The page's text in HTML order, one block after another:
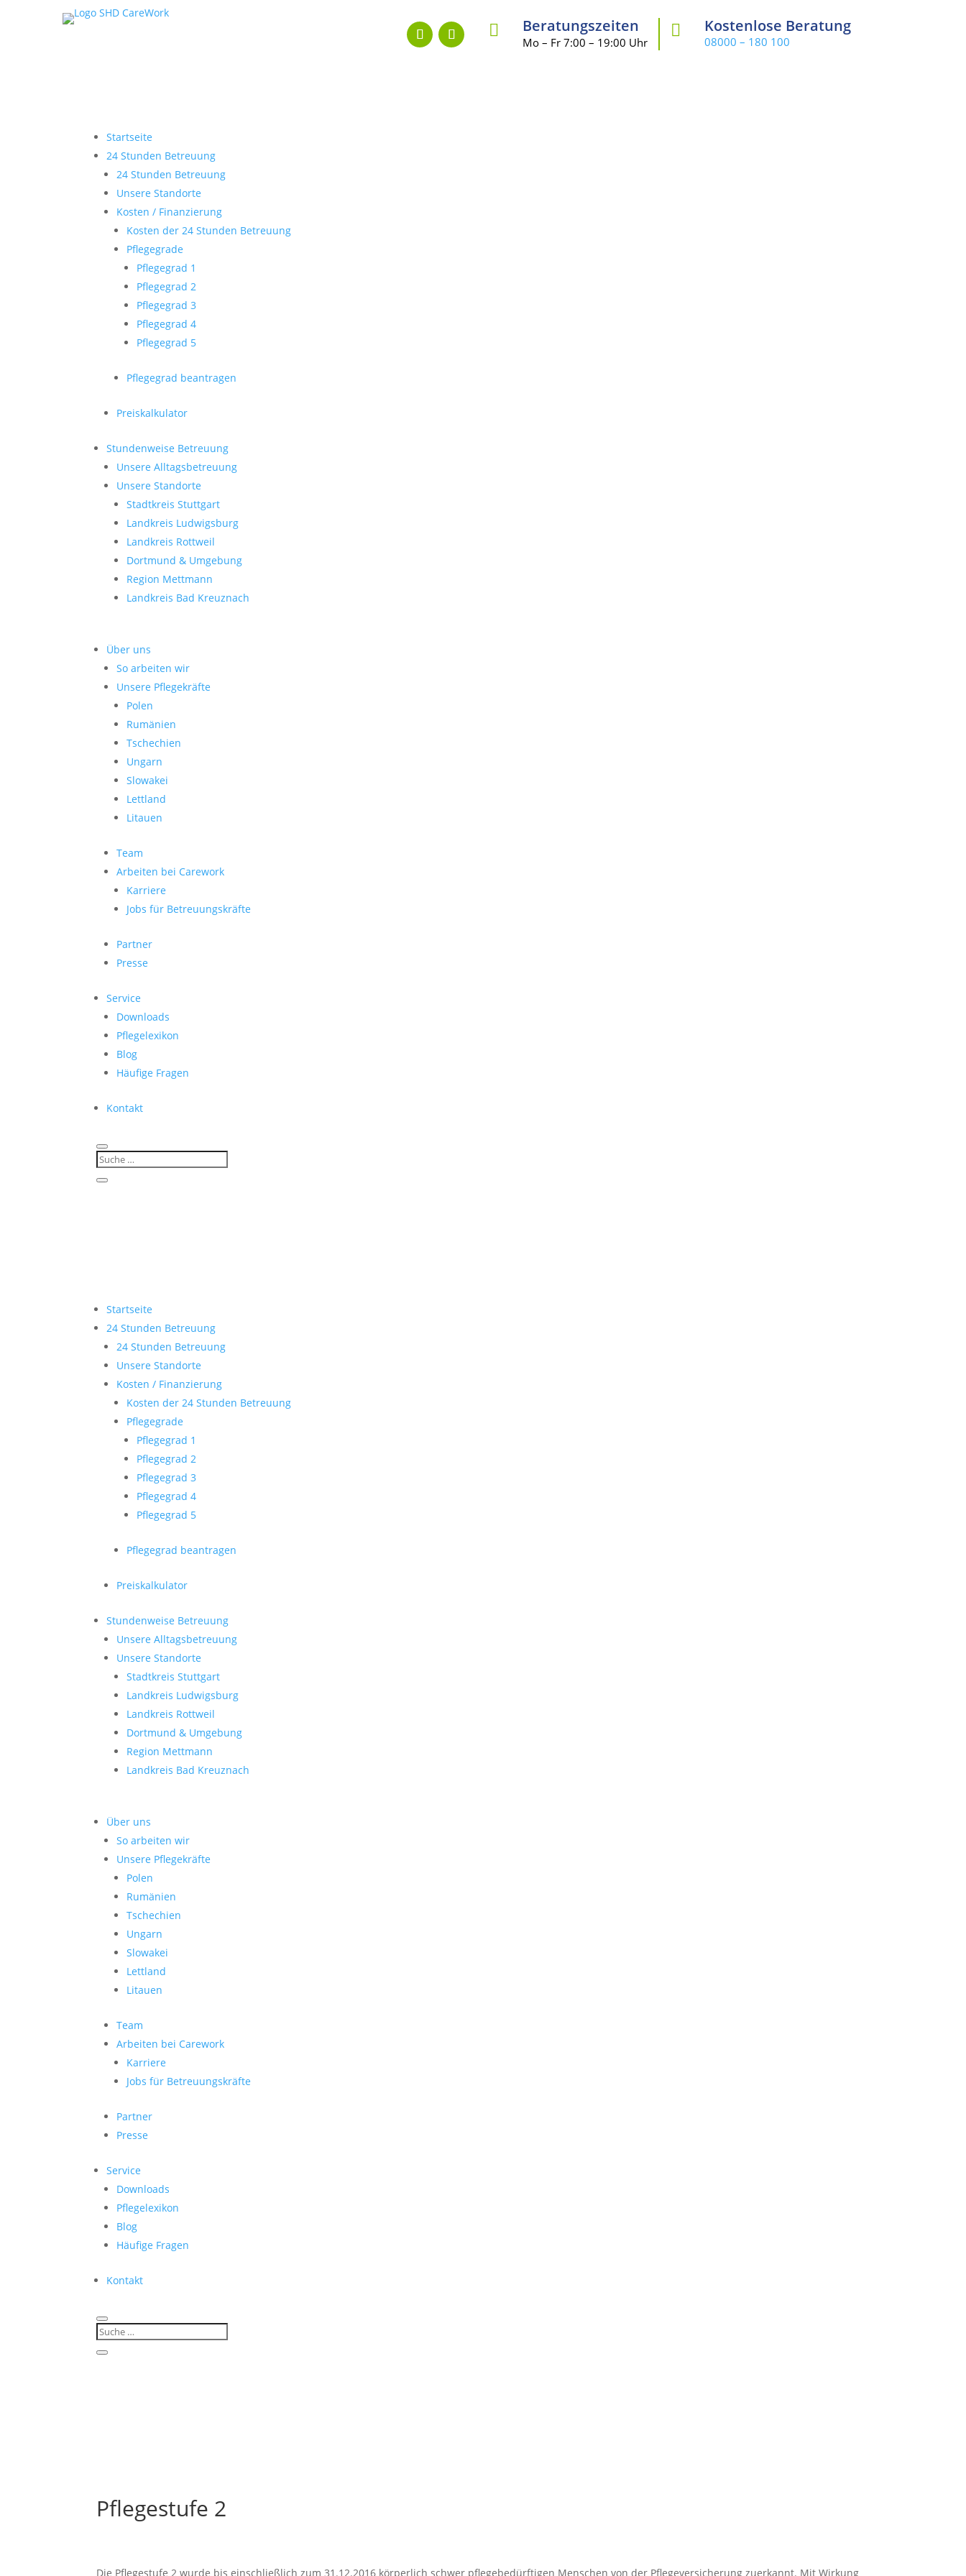
 Beratungszeiten
Mo – Fr 7:00 – 19:00 Uhr
 Kostenlose Beratung
08000 – 180 100
Startseite
24 Stunden Betreuung
24 Stunden Betreuung
Unsere Standorte
Kosten / Finanzierung
Kosten der 24 Stunden Betreuung
Pflegegrade
Pflegegrad 1
Pflegegrad 2
Pflegegrad 3
Pflegegrad 4
Pflegegrad 5
Pflegegrad beantragen
Preiskalkulator
Stundenweise Betreuung
Unsere Alltagsbetreuung
Unsere Standorte
Stadtkreis Stuttgart
Landkreis Ludwigsburg
Landkreis Rottweil
Dortmund & Umgebung
Region Mettmann
Landkreis Bad Kreuznach
Über uns
So arbeiten wir
Unsere Pflegekräfte
Polen
Rumänien
Tschechien
Ungarn
Slowakei
Lettland
Litauen
Team
Arbeiten bei Carework
Karriere
Jobs für Betreuungskräfte
Partner
Presse
Service
Downloads
Pflegelexikon
Blog
Häufige Fragen
Kontakt
Startseite
24 Stunden Betreuung
24 Stunden Betreuung
Unsere Standorte
Kosten / Finanzierung
Kosten der 24 Stunden Betreuung
Pflegegrade
Pflegegrad 1
Pflegegrad 2
Pflegegrad 3
Pflegegrad 4
Pflegegrad 5
Pflegegrad beantragen
Preiskalkulator
Stundenweise Betreuung
Unsere Alltagsbetreuung
Unsere Standorte
Stadtkreis Stuttgart
Landkreis Ludwigsburg
Landkreis Rottweil
Dortmund & Umgebung
Region Mettmann
Landkreis Bad Kreuznach
Über uns
So arbeiten wir
Unsere Pflegekräfte
Polen
Rumänien
Tschechien
Ungarn
Slowakei
Lettland
Litauen
Team
Arbeiten bei Carework
Karriere
Jobs für Betreuungskräfte
Partner
Presse
Service
Downloads
Pflegelexikon
Blog
Häufige Fragen
Kontakt
Pflegestufe 2
Die Pflegestufe 2 wurde bis einschließlich zum 31.12.2016 körperlich schwer pflegebedürftigen Menschen von der Pflegeversicherung zuerkannt. Mit Wirkung